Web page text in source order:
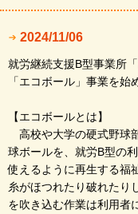
2024/11/06
就労継続支援B型事業所
「エコボール」事業を始
【エコボールとは】
高校や大学の硬式野球
球ボールを、就労B型の
使えるように再生する福
糸がほつれたり破れたり
を吹き込む作業は利用者